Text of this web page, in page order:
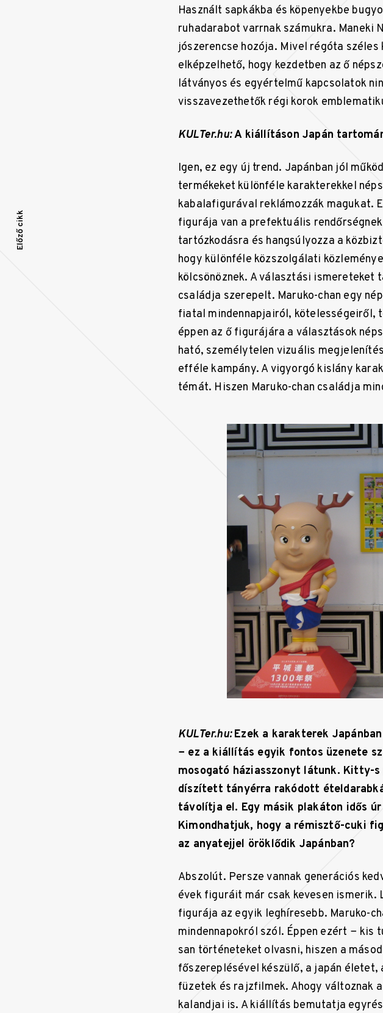
Használt sapkákba és köpenyekbe
ruhadarabot varrnak számukra. Maneki
jószerencse hozója. Mivel régóta
elképzelhető, hogy kezdetben az ő
látványos és egyértelmű kapcsolatok
visszavezethetők régi korok
KULTer.hu:A kiállításon Japán
Igen, ez egy új trend. Japánban jól
termékeket különféle karakterekkel
kabalafigurával reklámozzák magukat.
figurája van a prefektuális
tartózkodásra és hangsúlyozza a
hogy különféle közszolgálati
kölcsönöznek. A választási ismereteket
családja szerepelt. Maruko-chan egy
fiatal mindennapjairól, kötelességeiről,
éppen az ő figurájára a választások
ható, személytelen vizuális
efféle kampány. A vigyorgó kislány
témát. Hiszen Maruko-chan családja
KULTer.hu:Ezek a karakterek
− ez a kiállítás egyik fontos üzenete
mosogató háziasszonyt látunk. Kitty-
díszített tányérra rakódott
távolítja el. Egy másik plakáton idős
Kimondhatjuk, hogy a rémisztő-cuki
az anyatejjel öröklődik Japánban?
Abszolút. Persze vannak generációs
évek figuráit már csak kevesen
figurája az egyik leghíresebb. Maruko-
mindennapokról szól. Éppen ezért −
san történeteket olvasni, hiszen a
főszereplésével készülő, a japán
füzetek és rajzfilmek. Ahogy változnak
kalandjai is. A kiállítás bemutatja
navigáció
Előző cikk